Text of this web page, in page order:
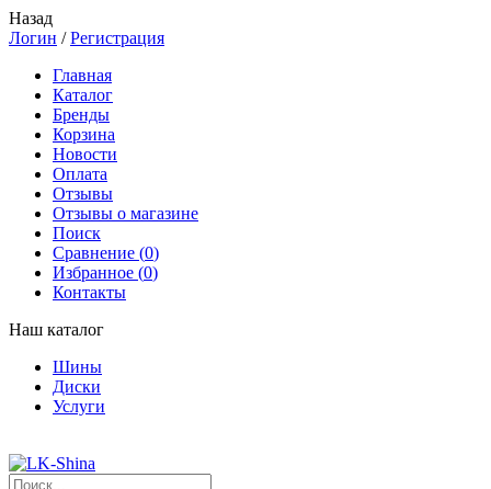
Назад
Логин /Регистрация
Главная
Каталог
Бренды
Корзина
Новости
Оплата
Отзывы
Отзывы о магазине
Поиск
Сравнение (0)
Избранное (0)
Контакты
Наш каталог
Шины
Диски
Услуги